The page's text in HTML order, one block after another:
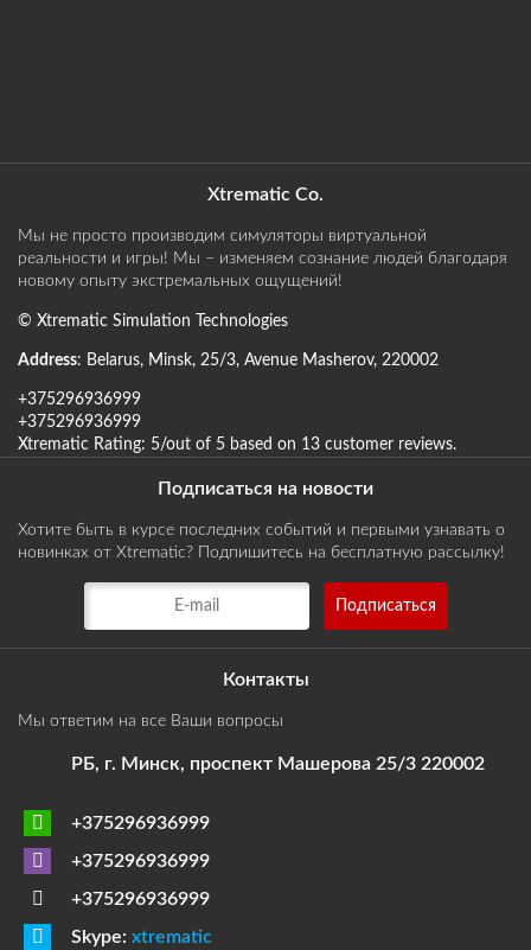
Xtrematic Co.
Мы не просто производим симуляторы виртуальной
реальности и игры! Мы – изменяем сознание людей благодаря
новому опыту экстремальных ощущений!
© Xtrematic Simulation Technologies
Address: Belarus, Minsk, 25/3, Avenue Masherov, 220002
+375296936999
+375296936999
Xtrematic Rating: 5/out of 5 based on 13 customer reviews.
Подписаться на новости
Хотите быть в курсе последних событий и первыми узнавать о
новинках от Xtrematic? Подпишитесь на бесплатную рассылку!
Контакты
Мы ответим на все Ваши вопросы
РБ, г. Минск, проспект Машерова 25/3 220002
+375296936999
+375296936999
+375296936999
Skype: xtrematic